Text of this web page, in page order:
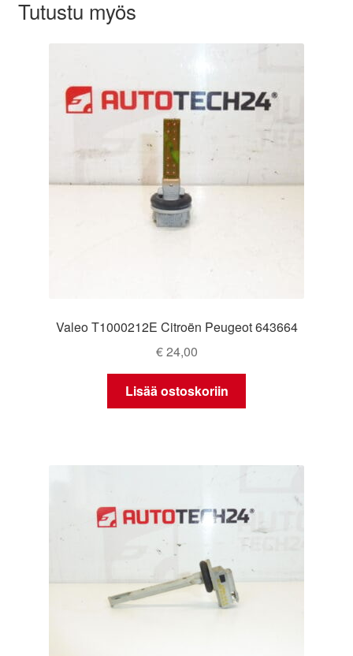
Tutustu myös
Valeo T1000212E Citroën Peugeot 643664
€24,00
Lisää ostoskoriin